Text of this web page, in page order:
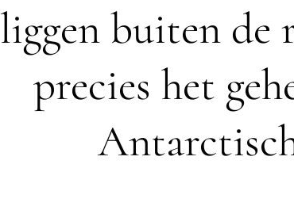
liggen buiten de
precies het